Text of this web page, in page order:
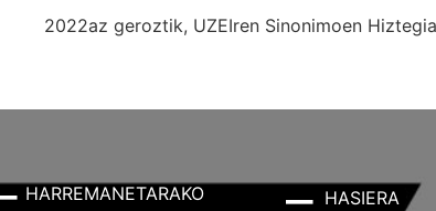
2022az geroztik, UZEIren Sinonimoen
HARREMANETARAKO
HASIERA